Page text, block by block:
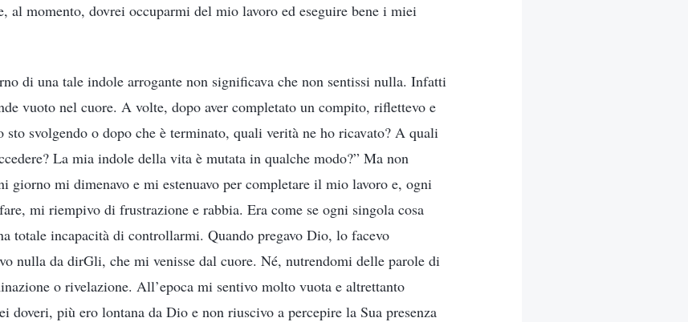
al momento, dovrei occuparmi del mio lavoro ed eseguire bene i miei
di una tale indole arrogante non significava che non sentissi nulla. Infatti
vuoto nel cuore. A volte, dopo aver completato un compito, riflettevo e
sto svolgendo o dopo che è terminato, quali verità ne ho ricavato? A quali
La mia indole della vita è mutata in qualche modo?” Ma non
giorno mi dimenavo e mi estenuavo per completare il mio lavoro e, ogni
mi riempivo di frustrazione e rabbia. Era come se ogni singola cosa
totale incapacità di controllarmi. Quando pregavo Dio, lo facevo
nulla da dirGli, che mi venisse dal cuore. Né, nutrendomi delle parole di
o rivelazione. All’epoca mi sentivo molto vuota e altrettanto
doveri, più ero lontana da Dio e non riuscivo a percepire la Sua presenza